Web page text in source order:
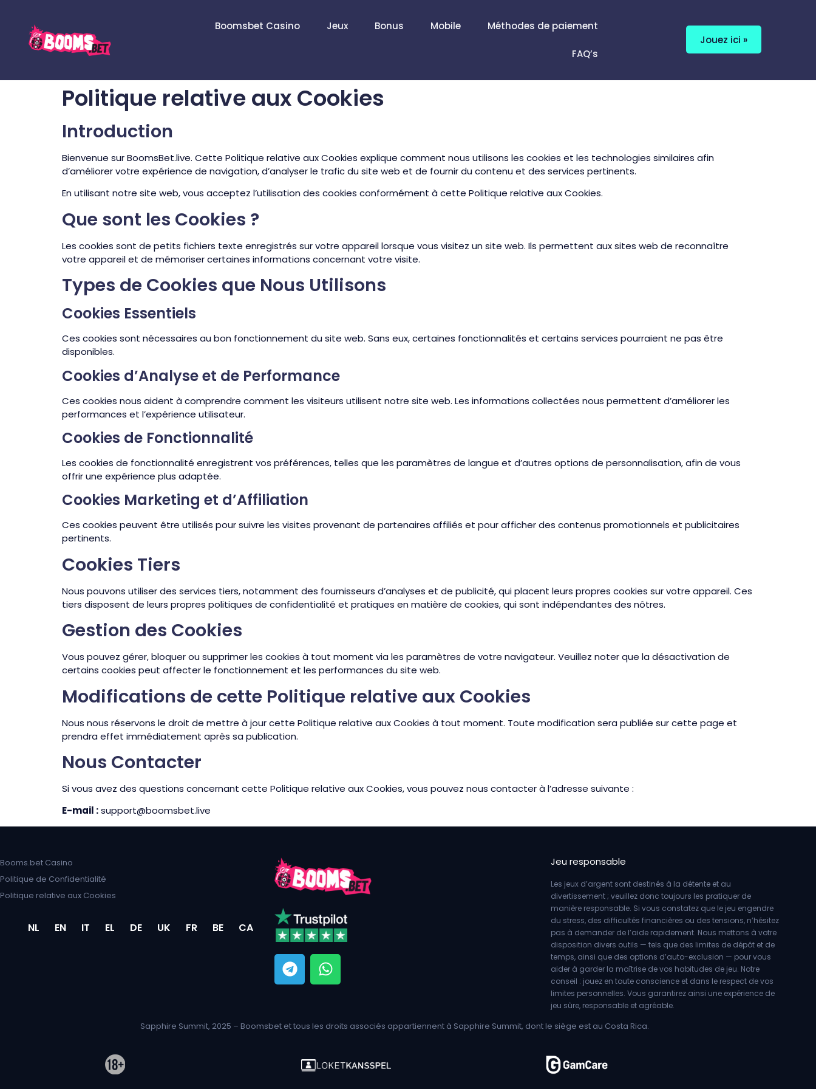
Boomsbet Casino Jeux Bonus Mobile Méthodes de paiement
FAQ’s
Jouez ici »
Politique relative aux Cookies
Introduction
Bienvenue sur BoomsBet.live. Cette Politique relative aux Cookies explique comment nous utilisons les cookies et les technologies similaires afin
d’améliorer votre expérience de navigation, d’analyser le trafic du site web et de fournir du contenu et des services pertinents.
En utilisant notre site web, vous acceptez l’utilisation des cookies conformément à cette Politique relative aux Cookies.
Que sont les Cookies ?
Les cookies sont de petits fichiers texte enregistrés sur votre appareil lorsque vous visitez un site web. Ils permettent aux sites web de reconnaître
votre appareil et de mémoriser certaines informations concernant votre visite.
Types de Cookies que Nous Utilisons
Cookies Essentiels
Ces cookies sont nécessaires au bon fonctionnement du site web. Sans eux, certaines fonctionnalités et certains services pourraient ne pas être
disponibles.
Cookies d’Analyse et de Performance
Ces cookies nous aident à comprendre comment les visiteurs utilisent notre site web. Les informations collectées nous permettent d’améliorer les
performances et l’expérience utilisateur.
Cookies de Fonctionnalité
Les cookies de fonctionnalité enregistrent vos préférences, telles que les paramètres de langue et d’autres options de personnalisation, afin de vous
offrir une expérience plus adaptée.
Cookies Marketing et d’Affiliation
Ces cookies peuvent être utilisés pour suivre les visites provenant de partenaires affiliés et pour afficher des contenus promotionnels et publicitaires
pertinents.
Cookies Tiers
Nous pouvons utiliser des services tiers, notamment des fournisseurs d’analyses et de publicité, qui placent leurs propres cookies sur votre appareil. Ces
tiers disposent de leurs propres politiques de confidentialité et pratiques en matière de cookies, qui sont indépendantes des nôtres.
Gestion des Cookies
Vous pouvez gérer, bloquer ou supprimer les cookies à tout moment via les paramètres de votre navigateur. Veuillez noter que la désactivation de
certains cookies peut affecter le fonctionnement et les performances du site web.
Modifications de cette Politique relative aux Cookies
Nous nous réservons le droit de mettre à jour cette Politique relative aux Cookies à tout moment. Toute modification sera publiée sur cette page et
prendra effet immédiatement après sa publication.
Nous Contacter
Si vous avez des questions concernant cette Politique relative aux Cookies, vous pouvez nous contacter à l’adresse suivante :
E-mail :support@boomsbet.live
Booms.bet Casino
Politique de Confidentialité
Politique relative aux Cookies
NL EN IT EL DE UK FR BE CA
Jeu responsable
Les jeux d’argent sont destinés à la détente et au
divertissement ; veuillez donc toujours les pratiquer de
manière responsable. Si vous constatez que le jeu engendre
du stress, des difficultés financières ou des tensions, n’hésitez
pas à demander de l’aide rapidement. Nous mettons à votre
disposition divers outils — tels que des limites de dépôt et de
temps, ainsi que des options d’auto-exclusion — pour vous
aider à garder la maîtrise de vos habitudes de jeu. Notre
conseil : jouez en toute conscience et dans le respect de vos
limites personnelles. Vous garantirez ainsi une expérience de
jeu sûre, responsable et agréable.
Sapphire Summit, 2025 – Boomsbet et tous les droits associés appartiennent à Sapphire Summit, dont le siège est au Costa Rica.